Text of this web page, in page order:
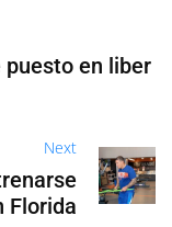
puesto en liber
Next
Florida